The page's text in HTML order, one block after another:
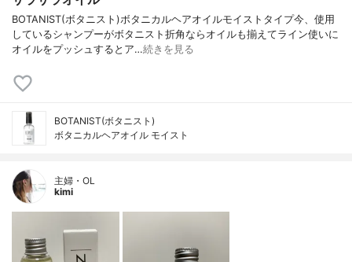
BOTANIST(ボタニスト)ボタニカルヘアオイルモイストタイプ今、使用
しているシャンプーがボタニスト折角ならオイルも揃えてライン使いに
オイルをプッシュするとア…続きを見る
BOTANIST(ボタニスト)
ボタニカルヘアオイル モイスト
主婦・OL
kimi